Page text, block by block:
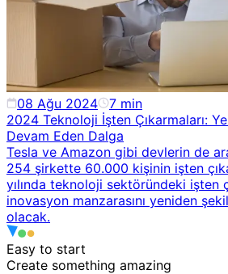
08 Ağu 2024 7 min
2024 Teknoloji İşten Çıkarmaları:
Devam Eden Dalga
Tesla ve Amazon gibi devlerin de
254 şirkette 60.000 kişinin işten
yılında teknoloji sektöründeki işten
inovasyon manzarasını yeniden
olacak.
Easy to start
Create something amazing